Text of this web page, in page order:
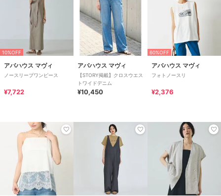
10%OFF
アバハウス マヴィ
ノースリーブワンピース
¥7,722
アバハウス マヴィ
【STORY掲載】クロスウエス
トワイドデニム
¥10,450
60%OFF
アバハウス マヴィ
フォトノースリ
¥2,376